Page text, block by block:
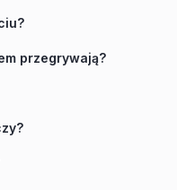
przegrywają?